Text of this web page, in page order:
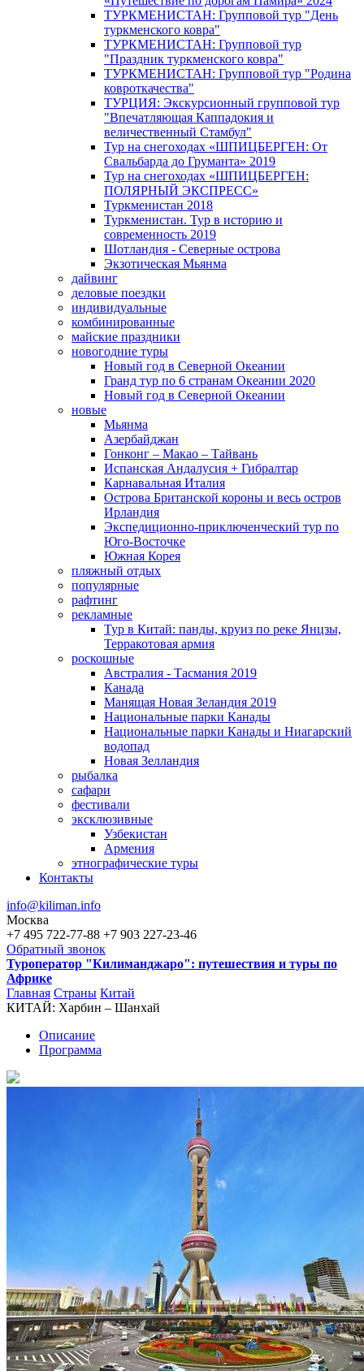
ТУРКМЕНИСТАН: Групповой тур "День
туркменского ковра"
ТУРКМЕНИСТАН: Групповой тур
"Праздник туркменского ковра"
ТУРКМЕНИСТАН: Групповой тур "Родина
ковроткачества"
ТУРЦИЯ: Экскурсионный групповой тур
"Впечатляющая Каппадокия и
величественный Стамбул"
Тур на снегоходах «ШПИЦБЕРГЕН: От
Свальбарда до Груманта» 2019
Тур на снегоходах «ШПИЦБЕРГЕН:
ПОЛЯРНЫЙ ЭКСПРЕСС»
Туркменистан 2018
Туркменистан. Тур в историю и
современность 2019
Шотландия - Северные острова
Экзотическая Мьянма
дайвинг
деловые поездки
индивидуальные
комбинированные
майские праздники
новогодние туры
Новый год в Северной Океании
Гранд тур по 6 странам Океании 2020
Новый год в Северной Океании
новые
Мьянма
Азербайджан
Гонконг – Макао – Тайвань
Испанская Андалусия + Гибралтар
Карнавальная Италия
Острова Британской короны и весь остров
Ирландия
Экспедиционно-приключенческий тур по
Юго-Восточке
Южная Корея
пляжный отдых
популярные
рафтинг
рекламные
Тур в Китай: панды, круиз по реке Янцзы,
Терракотовая армия
роскошные
Австралия - Тасмания 2019
Канада
Манящая Новая Зеландия 2019
Национальные парки Канады
Национальные парки Канады и Ниагарский
водопад
Новая Зелландия
рыбалка
сафари
фестивали
эксклюзивные
Узбекистан
Армения
этнографические туры
Контакты
info@kiliman.info
Москва
+7 495 722-77-88 +7 903 227-23-46
Обратный звонок
Туроператор "Килиманджаро": путешествия и туры по
Африке
Вы здесь
Главная Страны Китай
КИТАЙ: Харбин – Шанхай
Описание
Программа